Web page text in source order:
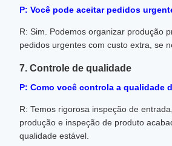
P: Você pode aceitar pedidos
R: Sim. Podemos organizar produção
pedidos urgentes com custo extra, se
7. Controle de qualidade
P: Como você controla a qualidade
R: Temos rigorosa inspeção de
produção e inspeção de produto
qualidade estável.